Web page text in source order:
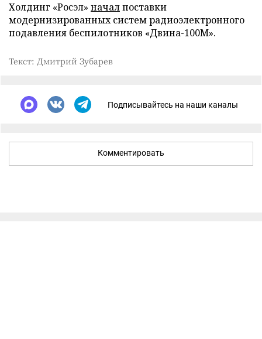
Холдинг «Росэл» началпоставки
модернизированных систем радиоэлектронного
подавления беспилотников «Двина-100М».
Текст: Дмитрий Зубарев
Подписывайтесь на наши каналы
Комментировать